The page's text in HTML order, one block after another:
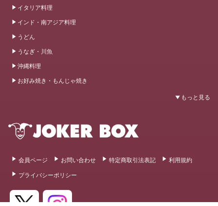
イタリア料理
インド・南アジア料理
うどん
うなぎ・川魚
沖縄料理
お好み焼き・もんじゃ焼き
会員ページ お問い合わせ 特定商取引法表記
利用規約
プライバシーポリシー